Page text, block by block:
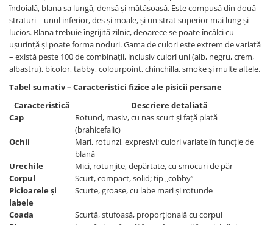
Ansambluri Pisici
Castroane & Adapatori Pisici
Cuști & Genți Pisici
Litiere Pisici
Jucării Pisici
Zgărzi & Hamuri
Păsări
Hrană Păsări
Meniuri Păsări
Suplimente Nutritive
Delicii Păsări
Batoane
Îngrijire Păsări
îndoială, blana sa lungă, densă și mătăsoasă. Este compusă din două
straturi – unul inferior, des și moale, și un strat superior mai lung și
lucios. Blana trebuie îngrijită zilnic, deoarece se poate încâlci cu
ușurință și poate forma noduri. Gama de culori este extrem de variată
– există peste 100 de combinații, inclusiv culori uni (alb, negru, crem,
albastru), bicolor, tabby, colourpoint, chinchilla, smoke și multe altele.
Tabel sumativ – Caracteristici fizice ale pisicii persane
Caracteristică
Descriere detaliată
Cap
Rotund, masiv, cu nas scurt și față plată
(brahicefalic)
Ochii
Mari, rotunzi, expresivi; culori variate în funcție de
blană
Urechile
Mici, rotunjite, depărtate, cu smocuri de păr
Corpul
Scurt, compact, solid; tip „cobby”
Picioarele și
labele
Scurte, groase, cu labe mari și rotunde
Coada
Scurtă, stufoasă, proporțională cu corpul